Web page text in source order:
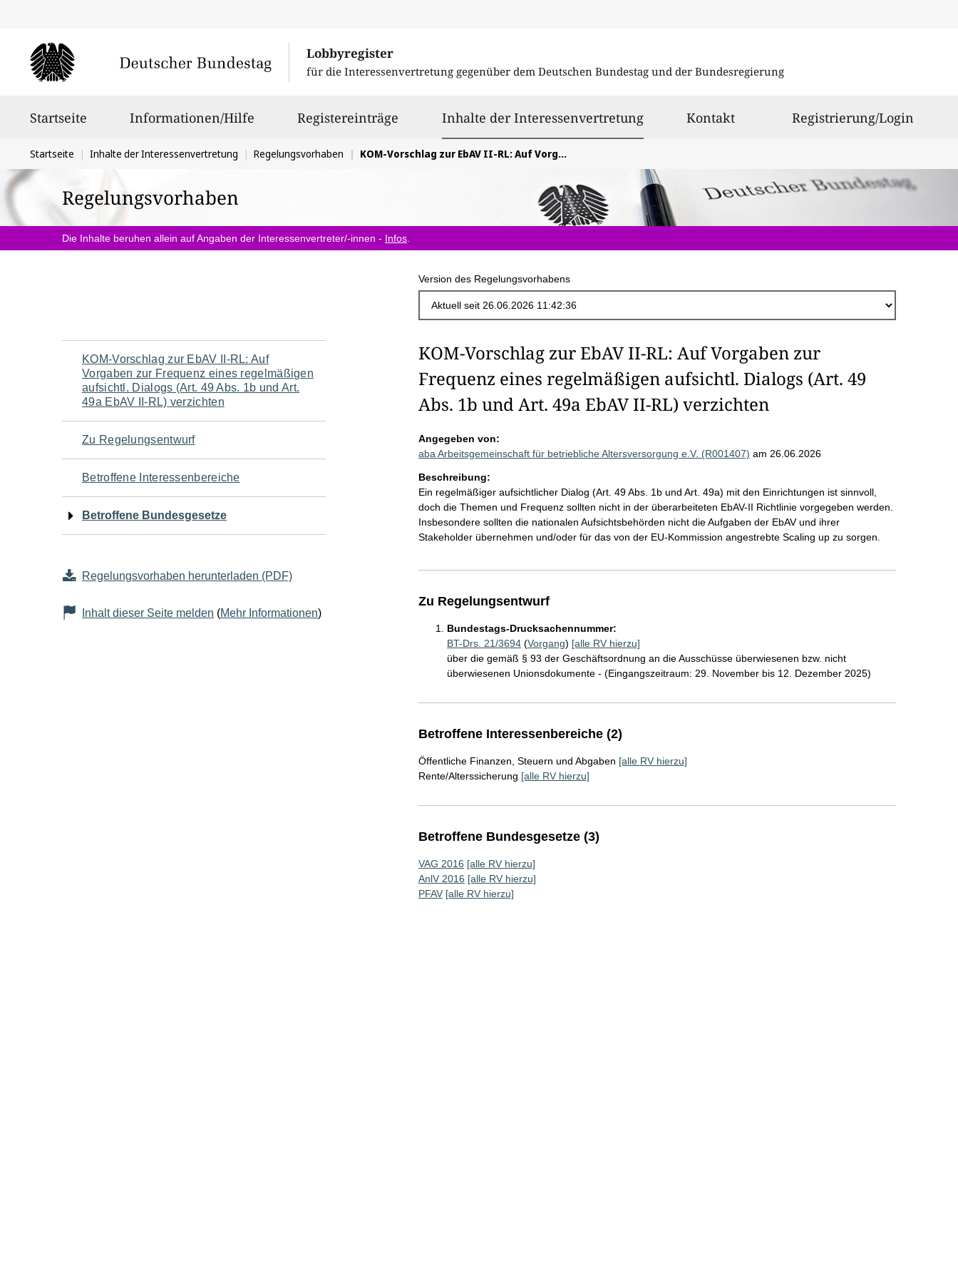
Lobbyregister
für die Interessenvertretung gegenüber dem Deutschen Bundestag und der Bundesregierung
Startseite Informationen/Hilfe Registereinträge Inhalte der Interessenvertretungausgewählt
Kontakt Registrierung/Login
Sie
befinden
sich
hier:
Startseite Inhalte der Interessenvertretung Regelungsvorhaben KOM-Vorschlag zur EbAV II-RL: Auf Vorgaben zur Frequenz eines regelmäßigen aufsichtl. Dialogs (Art. 49 Abs. 1b und Art. 49a EbAV II-RL) verzichten
Regelungsvorhaben
Die Inhalte beruhen allein auf Angaben der Interessenvertreter/-innen - Infos
Version des Regelungsvorhabens
Navigation
für
den
Seiteninhalt
KOM-Vorschlag zur EbAV II-RL: Auf
Vorgaben zur Frequenz eines regelmäßigen
aufsichtl. Dialogs (Art. 49 Abs. 1b und Art.
49a EbAV II-RL) verzichten
Zu Regelungsentwurf
Betroffene Interessenbereiche
Betroffene Bundesgesetze
Regelungsvorhaben herunterladen (PDF)
Inhalt dieser Seite melden (Mehr Informationen)
KOM-Vorschlag zur EbAV II-RL: Auf Vorgaben zur
Frequenz eines regelmäßigen aufsichtl. Dialogs (Art. 49
Abs. 1b und Art. 49a EbAV II-RL) verzichten
Angegeben von:
aba Arbeitsgemeinschaft für betriebliche Altersversorgung e.V. (R001407) am 26.06.2026
Beschreibung:
Ein regelmäßiger aufsichtlicher Dialog (Art. 49 Abs. 1b und Art. 49a) mit den Einrichtungen ist sinnvoll,
doch die Themen und Frequenz sollten nicht in der überarbeiteten EbAV-II Richtlinie vorgegeben werden.
Insbesondere sollten die nationalen Aufsichtsbehörden nicht die Aufgaben der EbAV und ihrer
Stakeholder übernehmen und/oder für das von der EU-Kommission angestrebte Scaling up zu sorgen.
Zu Regelungsentwurf
Bundestags-Drucksachennummer:
BT-Drs. 21/3694(Vorgang) [alle RV hierzu]
über die gemäß § 93 der Geschäftsordnung an die Ausschüsse überwiesenen bzw. nicht
überwiesenen Unionsdokumente - (Eingangszeitraum: 29. November bis 12. Dezember 2025)
Betroffene Interessenbereiche (2)
Öffentliche Finanzen, Steuern und Abgaben [alle RV hierzu]
Rente/Alterssicherung [alle RV hierzu]
Betroffene Bundesgesetze (3)
VAG 2016 [alle RV hierzu]
AnlV 2016 [alle RV hierzu]
PFAV [alle RV hierzu]